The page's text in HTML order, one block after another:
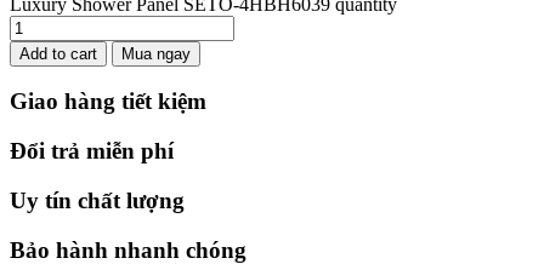
Add to cart Mua ngay
Giao hàng tiết kiệm
Đổi trả miễn phí
Uy tín chất lượng
Bảo hành nhanh chóng